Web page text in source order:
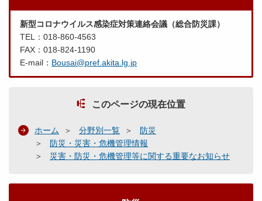
新型コロナウイルス感染症対策連絡会議（総合防災課）
TEL：018-860-4563
FAX：018-824-1190
E-mail： Bousai@pref.akita.lg.jp
このページの現在位置
ホーム 分野別一覧
防災
防災・災害・危機管理情報
災害・防災・危機管理等に関する重要なお知らせ